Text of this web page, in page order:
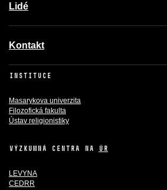
Lidé
Kontakt
INSTITUCE
Masarykova univerzita
Filozofická fakulta
Ústav religionistiky
VÝZKUMNÁ CENTRA NA ÚR
LEVYNA
CEDRR